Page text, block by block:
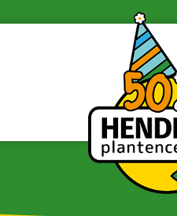
naar